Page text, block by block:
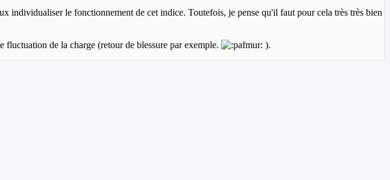
individualiser le fonctionnement de cet indice. Toutefois, je pense qu'il faut pour cela très très bien
de la charge (retour de blessure par exemple. ).